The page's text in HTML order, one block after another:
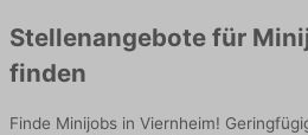
Stellenangebote für
finden
Finde Minijobs in Viernheim!